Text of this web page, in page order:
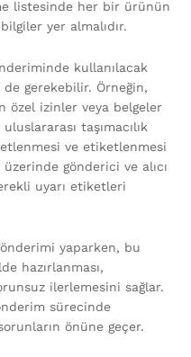
listesinde her bir ürünün
yer almalıdır.
kullanılacak
gerekebilir. Örneğin,
özel izinler veya belgeler
taşımacılık
ve etiketlenmesi
gönderici ve alıcı
uyarı etiketleri
yaparken, bu
hazırlanması,
ilerlemesini sağlar.
sürecinde
önüne geçer.